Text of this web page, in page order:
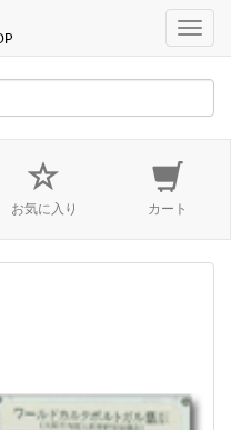
お気に入り カート